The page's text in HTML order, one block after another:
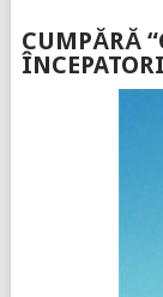
CUMPĂRĂ